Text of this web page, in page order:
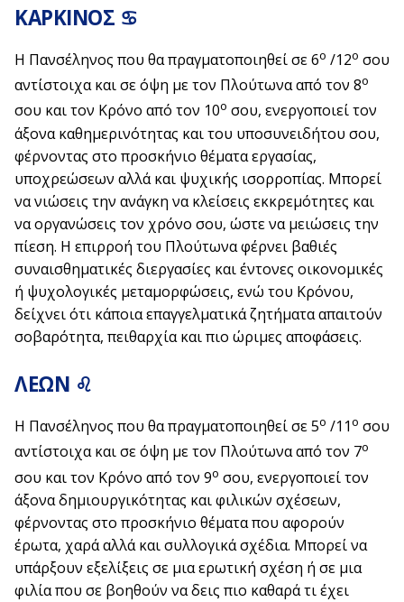
ΚΑΡΚΙΝΟΣ ♋
Η Πανσέληνος που θα πραγματοποιηθεί σε 6ο /12ο σου
αντίστοιχα και σε όψη με τον Πλούτωνα από τον 8ο
σου και τον Κρόνο από τον 10ο σου, ενεργοποιεί τον
άξονα καθημερινότητας και του υποσυνειδήτου σου,
φέρνοντας στο προσκήνιο θέματα εργασίας,
υποχρεώσεων αλλά και ψυχικής ισορροπίας. Μπορεί
να νιώσεις την ανάγκη να κλείσεις εκκρεμότητες και
να οργανώσεις τον χρόνο σου, ώστε να μειώσεις την
πίεση. Η επιρροή του Πλούτωνα φέρνει βαθιές
συναισθηματικές διεργασίες και έντονες οικονομικές
ή ψυχολογικές μεταμορφώσεις, ενώ του Κρόνου,
δείχνει ότι κάποια επαγγελματικά ζητήματα απαιτούν
σοβαρότητα, πειθαρχία και πιο ώριμες αποφάσεις.
ΛΕΩΝ ♌
Η Πανσέληνος που θα πραγματοποιηθεί σε 5ο /11ο σου
αντίστοιχα και σε όψη με τον Πλούτωνα από τον 7ο
σου και τον Κρόνο από τον 9ο σου, ενεργοποιεί τον
άξονα δημιουργικότητας και φιλικών σχέσεων,
φέρνοντας στο προσκήνιο θέματα που αφορούν
έρωτα, χαρά αλλά και συλλογικά σχέδια. Μπορεί να
υπάρξουν εξελίξεις σε μια ερωτική σχέση ή σε μια
φιλία που σε βοηθούν να δεις πιο καθαρά τι έχει